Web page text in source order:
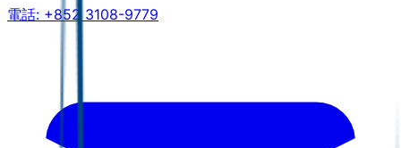
電話: +852 3108-9779